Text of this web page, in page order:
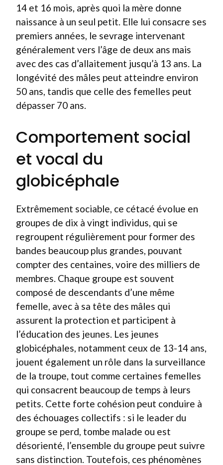
14 et 16 mois, après quoi la mère donne
naissance à un seul petit. Elle lui consacre ses
premiers années, le sevrage intervenant
généralement vers l’âge de deux ans mais
avec des cas d’allaitement jusqu’à 13 ans. La
longévité des mâles peut atteindre environ
50 ans, tandis que celle des femelles peut
dépasser 70 ans.
Comportement social
et vocal du
globicéphale
Extrêmement sociable, ce cétacé évolue en
groupes de dix à vingt individus, qui se
regroupent régulièrement pour former des
bandes beaucoup plus grandes, pouvant
compter des centaines, voire des milliers de
membres. Chaque groupe est souvent
composé de descendants d’une même
femelle, avec à sa tête des mâles qui
assurent la protection et participent à
l’éducation des jeunes. Les jeunes
globicéphales, notamment ceux de 13-14 ans,
jouent également un rôle dans la surveillance
de la troupe, tout comme certaines femelles
qui consacrent beaucoup de temps à leurs
petits. Cette forte cohésion peut conduire à
des échouages collectifs : si le leader du
groupe se perd, tombe malade ou est
désorienté, l’ensemble du groupe peut suivre
sans distinction. Toutefois, ces phénomènes